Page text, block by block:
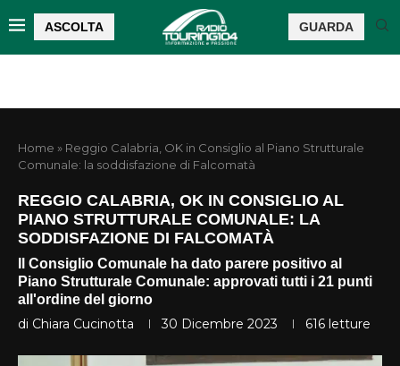
ASCOLTA GUARDA
Home » Reggio Calabria, OK in Consiglio al Piano Strutturale
Comunale: la soddisfazione di Falcomatà
REGGIO CALABRIA, OK IN CONSIGLIO AL
PIANO STRUTTURALE COMUNALE: LA
SODDISFAZIONE DI FALCOMATÀ
Il Consiglio Comunale ha dato parere positivo al
Piano Strutturale Comunale: approvati tutti i 21 punti
all'ordine del giorno
di Chiara Cucinotta 30 Dicembre 2023 616 letture